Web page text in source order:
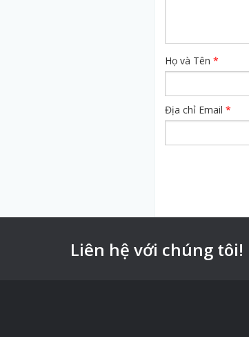
Họ và Tên *
Địa chỉ Email *
Liên hệ với chúng tôi!